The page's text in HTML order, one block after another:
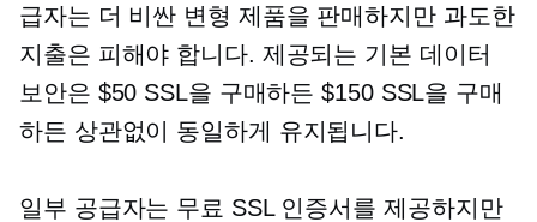
급자는 더 비싼 변형 제품을 판매하지만 과도한
지출은 피해야 합니다. 제공되는 기본 데이터
보안은 $50 SSL을 구매하든 $150 SSL을 구매
하든 상관없이 동일하게 유지됩니다.
일부 공급자는 무료 SSL 인증서를 제공하지만